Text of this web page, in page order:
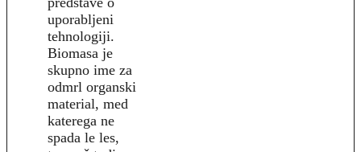
uporabljeni
tehnologiji.
Biomasa je
skupno ime za
odmrl organski
material, med
katerega ne
spada le les,